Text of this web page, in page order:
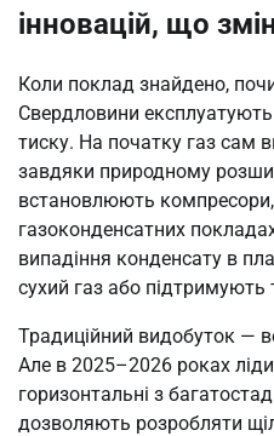
інновацій, що
Коли поклад знайдено,
Свердловини
тиску. На початку газ сам
завдяки природному
встановлюють
газоконденсатних
випадіння конденсату в
сухий газ або підтримують
Традиційний видобуток —
Але в 2025–2026 роках
горизонтальні з
дозволяють розробляти